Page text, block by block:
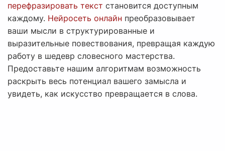
перефразировать текст становится доступным
каждому. Нейросеть онлайн преобразовывает
ваши мысли в структурированные и
выразительные повествования, превращая каждую
работу в шедевр словесного мастерства.
Предоставьте нашим алгоритмам возможность
раскрыть весь потенциал вашего замысла и
увидеть, как искусство превращается в слова.